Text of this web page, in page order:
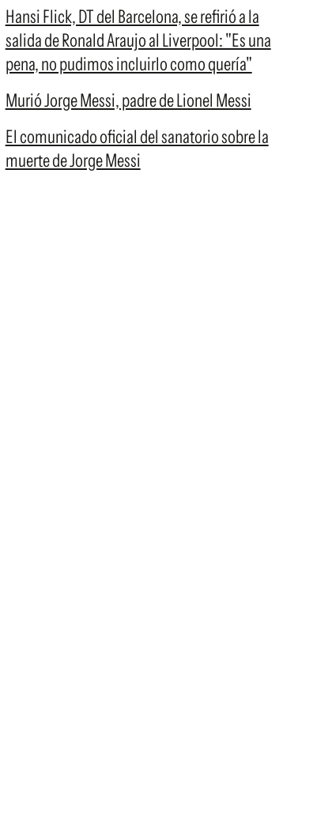
Hansi Flick, DT del Barcelona, se refirió a la
salida de Ronald Araujo al Liverpool: "Es una
pena, no pudimos incluirlo como quería"
Murió Jorge Messi, padre de Lionel Messi
El comunicado oficial del sanatorio sobre la
muerte de Jorge Messi